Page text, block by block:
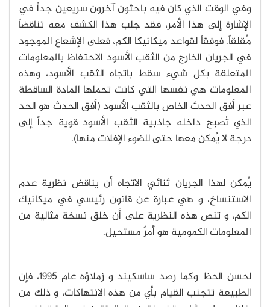
وفي الوقت الذي كان فيه باحثون آخرون سريعين جداً في
الإشارة إلى هذا الأمر، فقد جلب هذا الكشف معه تناقضاً
مُقلقاً. فوفقاً لقواعد ميكانيكا الكم، فعلى الإشعاع الموجود
في الجريان الخارج من الثقب الأسود الاحتفاظ بالمعلومات
المتعلقة بكل شيء سقط باتجاه الثقب الأسود، وهذه
المعلومات هي نفسها التي كانت تحملها المادة الساقطة
عبر أفق الحدث الخاص بالثقب الأسود (أفق الحدث هو الحد
الذي تُصبح داخله جاذبية الثقب الأسود قوية جداً إلى
درجة لا يُمكن معها حتى للضوء الإفلات منها).
يُمكن لهذا الجريان ثنائي الاتجاه أن يناقض نظرية عدم
الاستنساخ، و هي عبارة عن قانون رئيسي في ميكانيك
الكم، و تنص هذه النظرية على أن خلق نسخة مثالية من
المعلومات الكمومية هو أمرٌ مستحيل.
لحسن الحظ وكما رصد ساسكيند و زملاؤه عام 1995، فإن
الطبيعة تتجنب القيام بأي من هذه الانتهاكات، و ذلك من